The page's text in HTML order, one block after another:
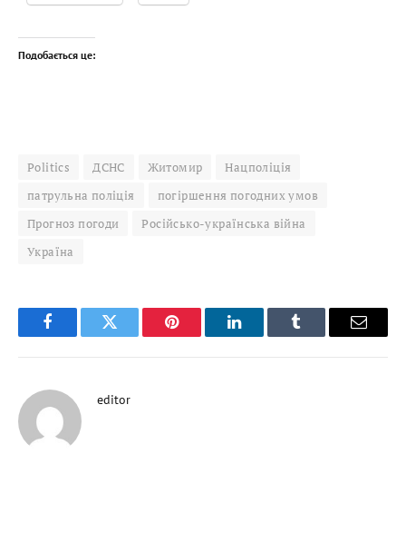
Подобається це:
Politics ДСНС Житомир
Нацполіція
патрульна поліція
погіршення погодних умов
Прогноз погоди
Російсько-українська війна
Україна
FacebookTwitter Pinterest LinkedInTumblr Email
editor